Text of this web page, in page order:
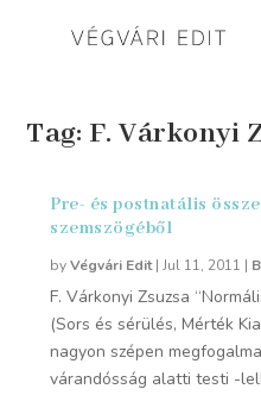
Tag: F. Várkonyi
Pre- és postnatális
szemszögéből
byVégvári Edit|Jul 11, 2011 |
F. Várkonyi Zsuzsa
(Sors és sérülés, Mérték
nagyon szépen
várandósság alatti testi -